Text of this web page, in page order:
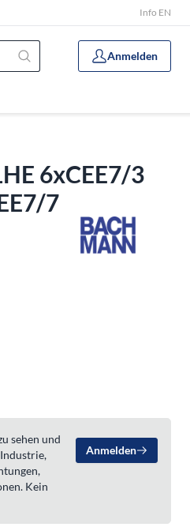
Info EN
Anmelden
6xCEE7/3
7
sehen und
Kein
Anmelden